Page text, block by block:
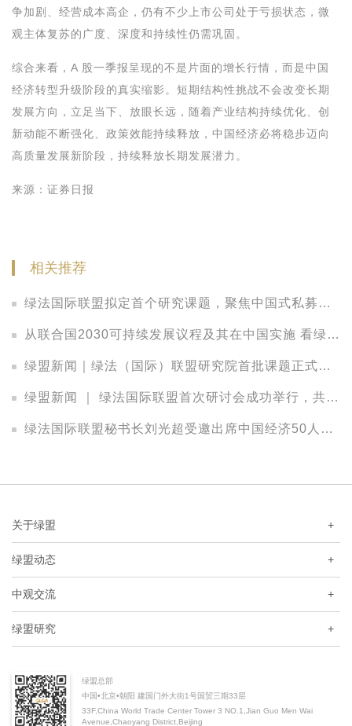
争加剧、经营成本高企，仍有不少上市公司处于亏损状态，微
观主体复苏的广度、深度和持续性仍需巩固。
综合来看，A 股一季报呈现的不是片面的增长行情，而是中国
经济转型升级阶段的真实缩影。短期结构性挑战不会改变长期
发展方向，立足当下、放眼长远，随着产业结构持续优化、创
新动能不断强化、政策效能持续释放，中国经济必将稳步迈向
高质量发展新阶段，持续释放长期发展潜力。
来源：证券日报
相关推荐
绿法国际联盟拟定首个研究课题，聚焦中国式私募股权LP的法律观察
从联合国2030可持续发展议程及其在中国实施 看绿色发展中的法律保障
绿盟新闻｜绿法（国际）联盟研究院首批课题正式立项，把脉中国金融发展新趋势
绿盟新闻 ｜ 绿法国际联盟首次研讨会成功举行，共议资本配置策略、投资实践与管理之道
绿法国际联盟秘书长刘光超受邀出席中国经济50人论坛2017年年会
关于绿盟 +
绿盟动态 +
中观交流 +
绿盟研究 +
绿盟总部
中国•北京•朝阳 建国门外大街1号国贸三期33层
33F,China World Trade Center Tower 3 NO.1,Jian Guo Men Wai
Avenue,Chaoyang District,Beijing